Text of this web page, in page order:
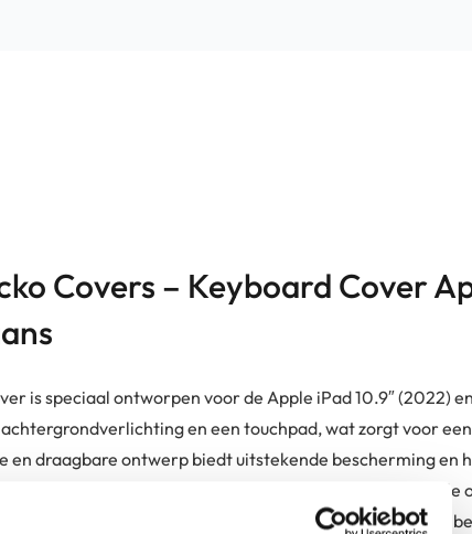
Covers – Keyboard Cover
is speciaal ontworpen voor de Apple iPad 10.9″ (2022)
en een touchpad, wat zorgt voor
en draagbare ontwerp biedt uitstekende bescherming en
De geïntegreerde standaard biedt stabiele
kijkhoek te kiezen, wat de ergonomie verbetert en de